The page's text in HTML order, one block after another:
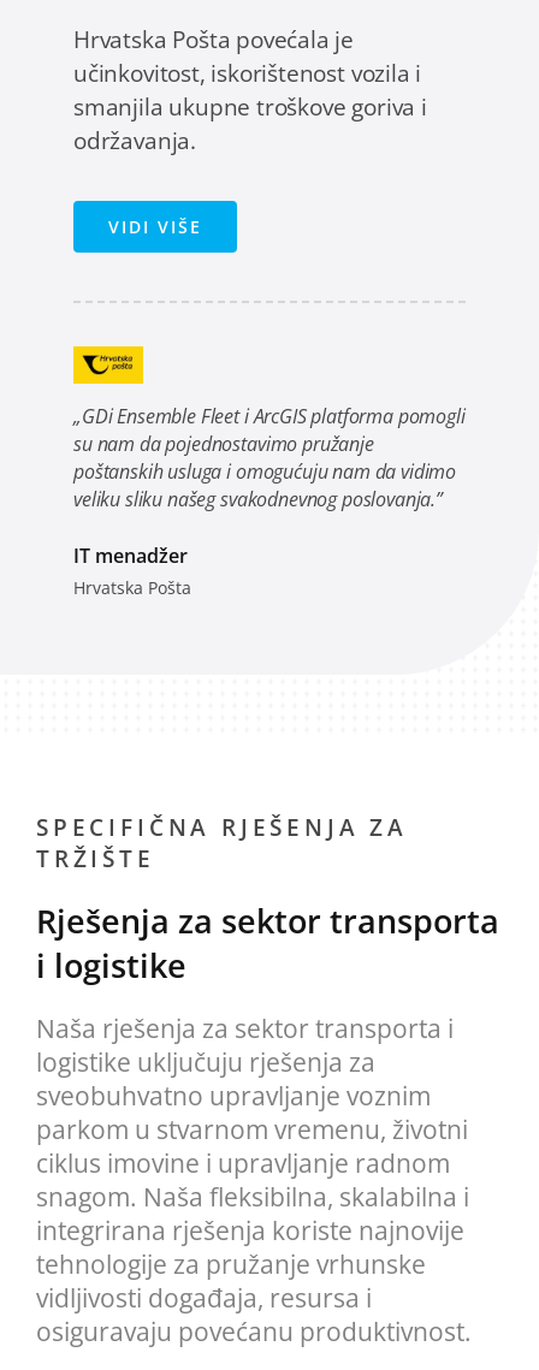
Hrvatska Pošta povećala je
učinkovitost, iskorištenost vozila i
smanjila ukupne troškove goriva i
održavanja.
VIDI VIŠE
„GDi Ensemble Fleet i ArcGIS platforma pomogli
su nam da pojednostavimo pružanje
poštanskih usluga i omogućuju nam da vidimo
veliku sliku našeg svakodnevnog poslovanja.”
IT menadžer
Hrvatska Pošta
SPECIFIČNA RJEŠENJA ZA
TRŽIŠTE
Rješenja za sektor transporta
i logistike
Naša rješenja za sektor transporta i
logistike uključuju rješenja za
sveobuhvatno upravljanje voznim
parkom u stvarnom vremenu, životni
ciklus imovine i upravljanje radnom
snagom. Naša fleksibilna, skalabilna i
integrirana rješenja koriste najnovije
tehnologije za pružanje vrhunske
vidljivosti događaja, resursa i
osiguravaju povećanu produktivnost.